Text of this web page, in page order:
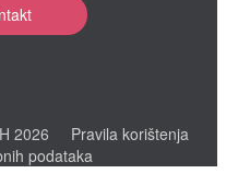
2026 Pravila korištenja
podataka